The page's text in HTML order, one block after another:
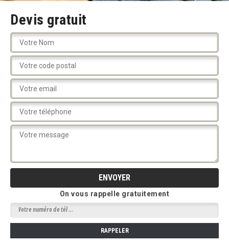
Devis gratuit
On vous rappelle gratuitement